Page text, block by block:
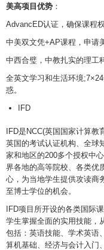
美高项目优势 ：
AdvancED认证，确保课程
中美双文凭+AP课程，申请
中西合璧，中教扎实的理工
全英文学习和生活环境
惑。
IFD
IFD是NCC(英国国家计算
英国的考试认证机构、全球
家和地区的200多个授权中
界各地的高等院校、各类优
心，为当地学生提供攻读商
至博士学位的机会。
IFD项目所开设的各类国际
学生掌握全面的实用技能，
包括：英语技能、学术英语
算机基础、经济与会计入门